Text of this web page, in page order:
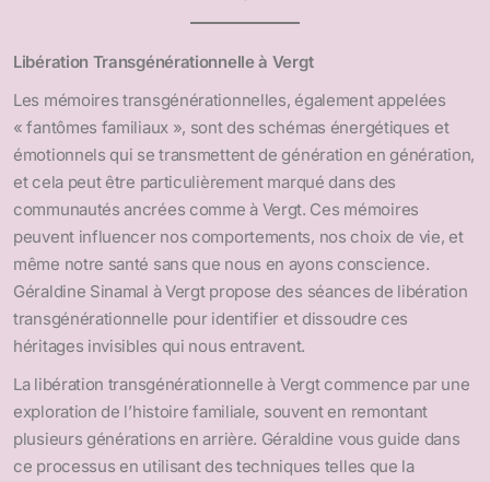
Libération Transgénérationnelle à Vergt
Les mémoires transgénérationnelles, également appelées
« fantômes familiaux », sont des schémas énergétiques et
émotionnels qui se transmettent de génération en génération,
et cela peut être particulièrement marqué dans des
communautés ancrées comme à Vergt. Ces mémoires
peuvent influencer nos comportements, nos choix de vie, et
même notre santé sans que nous en ayons conscience.
Géraldine Sinamal à Vergt propose des séances de libération
transgénérationnelle pour identifier et dissoudre ces
héritages invisibles qui nous entravent.
La libération transgénérationnelle à Vergt commence par une
exploration de l’histoire familiale, souvent en remontant
plusieurs générations en arrière. Géraldine vous guide dans
ce processus en utilisant des techniques telles que la